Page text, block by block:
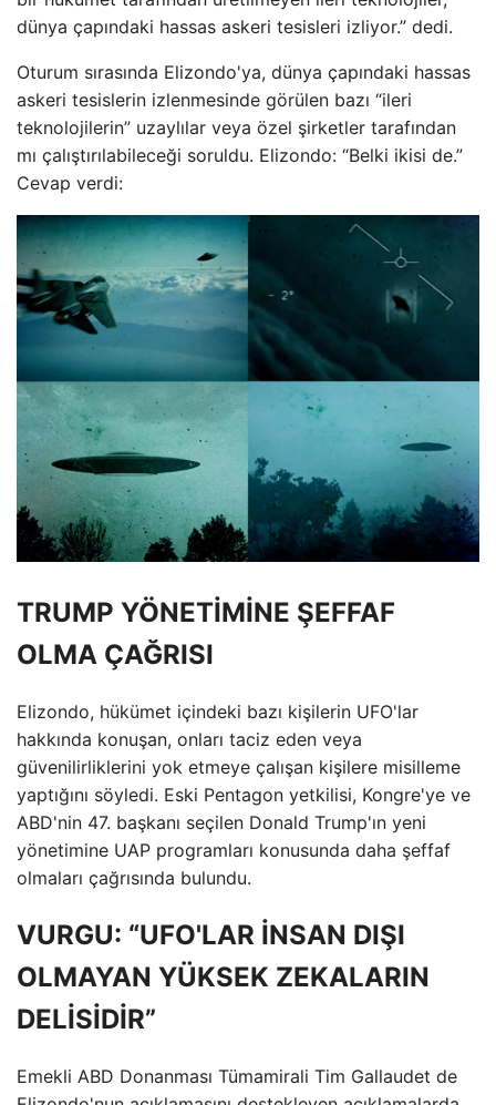
dünya çapındaki hassas askeri tesisleri izliyor.” dedi.
Oturum sırasında Elizondo'ya, dünya çapındaki hassas
askeri tesislerin izlenmesinde görülen bazı “ileri
teknolojilerin” uzaylılar veya özel şirketler tarafından
mı çalıştırılabileceği soruldu. Elizondo: “Belki ikisi de.”
Cevap verdi:
TRUMP YÖNETİMİNE ŞEFFAF
OLMA ÇAĞRISI
Elizondo, hükümet içindeki bazı kişilerin UFO'lar
hakkında konuşan, onları taciz eden veya
güvenilirliklerini yok etmeye çalışan kişilere misilleme
yaptığını söyledi. Eski Pentagon yetkilisi, Kongre'ye ve
ABD'nin 47. başkanı seçilen Donald Trump'ın yeni
yönetimine UAP programları konusunda daha şeffaf
olmaları çağrısında bulundu.
VURGU: “UFO'LAR İNSAN DIŞI
OLMAYAN YÜKSEK ZEKALARIN
DELİSİDİR”
Emekli ABD Donanması Tümamirali Tim Gallaudet de